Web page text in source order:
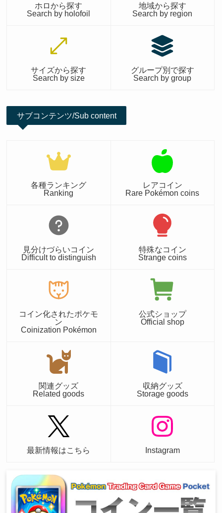
ホロから探す
Search by holofoil
地域から探す
Search by region
サイズから探す
Search by size
グループ別で探す
Search by group
サブコンテンツ/Sub content
各種ランキング
Ranking
レアコイン
Rare Pokémon coins
見分けづらいコイン
Difficult to distinguish
特殊なコイン
Strange coins
コイン化されたポケモ
ン
Coinization Pokémon
公式ショップ
Official shop
関連グッズ
Related goods
収納グッズ
Storage goods
最新情報はこちら Instagram